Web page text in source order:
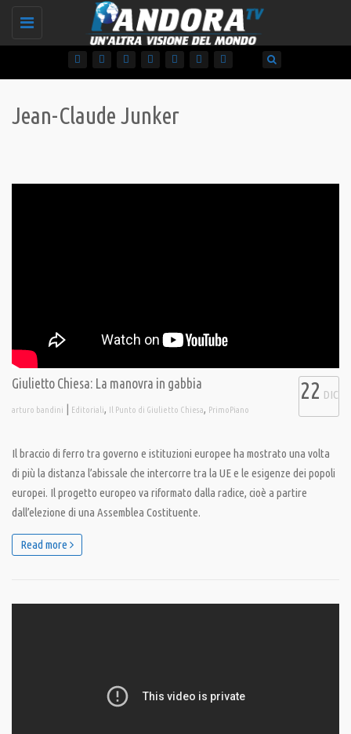
Toggle
Jean-Claude Junker
Giulietto Chiesa: La manovra in gabbia
arturo bandini | Editoriali, Il Punto di Giulietto Chiesa, PrimoPiano
22 DIC
Il braccio di ferro tra governo e istituzioni europee ha mostrato una volta
di più la distanza l’abissale che intercorre tra la UE e le esigenze dei popoli
europei. Il progetto europeo va riformato dalla radice, cioè a partire
dall’elezione di una Assemblea Costituente.
Read more